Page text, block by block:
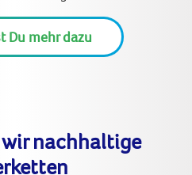
Du mehr dazu
nachhaltige